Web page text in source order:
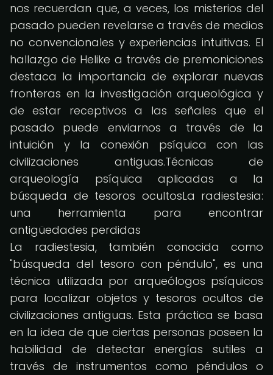
nos recuerdan que, a veces, los misterios del
pasado pueden revelarse a través de medios
no convencionales y experiencias intuitivas. El
hallazgo de Helike a través de premoniciones
destaca la importancia de explorar nuevas
fronteras en la investigación arqueológica y
de estar receptivos a las señales que el
pasado puede enviarnos a través de la
intuición y la conexión psíquica con las
civilizaciones antiguas.Técnicas de
arqueología psíquica aplicadas a la
búsqueda de tesoros ocultosLa radiestesia:
una herramienta para encontrar
antigüedades perdidas
La radiestesia, también conocida como
"búsqueda del tesoro con péndulo", es una
técnica utilizada por arqueólogos psíquicos
para localizar objetos y tesoros ocultos de
civilizaciones antiguas. Esta práctica se basa
en la idea de que ciertas personas poseen la
habilidad de detectar energías sutiles a
través de instrumentos como péndulos o